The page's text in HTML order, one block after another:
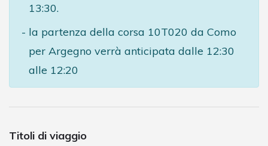
13:30.
la partenza della corsa 10T020 da Como
per Argegno verrà anticipata dalle 12:30
alle 12:20
Titoli di viaggio